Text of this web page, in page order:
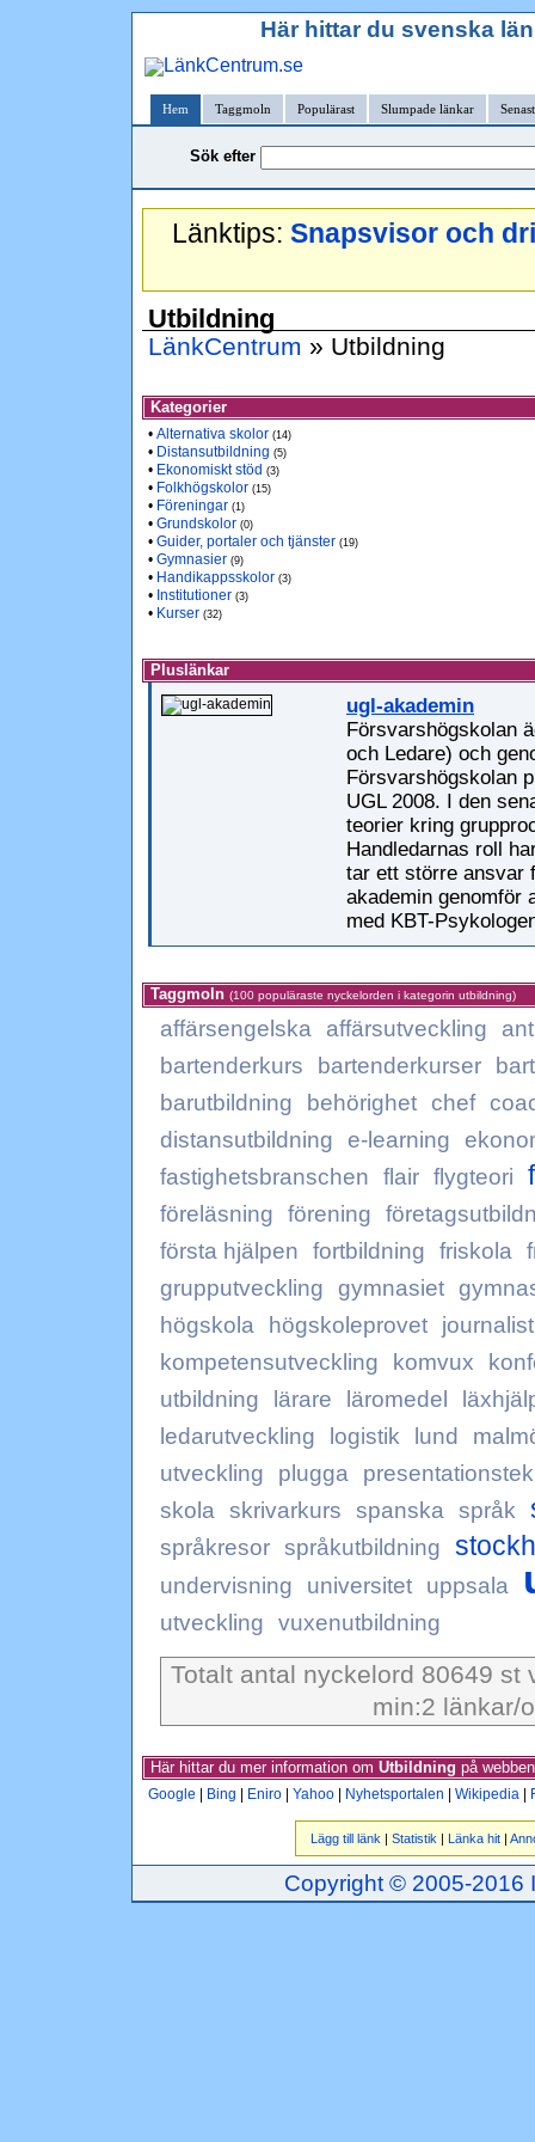
Här hittar du svenska
Hem Taggmoln Populärast Slumpade länkar
Sök efter
Länktips: Snapsvisor och
Utbildning
LänkCentrum » Utbildning
Kategorier
• Alternativa skolor (14)
• Distansutbildning (5)
• Ekonomiskt stöd (3)
• Folkhögskolor (15)
• Föreningar (1)
• Grundskolor (0)
• Guider, portaler och tjänster (19)
• Gymnasier (9)
• Handikappsskolor (3)
• Institutioner (3)
• Kurser (32)
Pluslänkar
ugl-akademin
Försvarshögskolan
och Ledare) och
Försvarshögskolan
UGL 2008. I den
teorier kring
Handledarnas roll
tar ett större ansvar
akademin genomför
med KBT-
Taggmoln (100 populäraste nyckelorden i kategorin utbildning)
affärsengelska affärsutveckling
bartenderkurs
bartenderkurser
barutbildning
behörighet chef
distansutbildning
e-learning
fastighetsbranschen
flair flygteori
föreläsning förening
första hjälpen
fortbildning friskola
grupputveckling
gymnasiet
högskola
högskoleprovet
kompetensutveckling
komvux
utbildning
lärare läromedel
ledarutveckling
logistik lund
utveckling
plugga
skola
skrivarkurs spanska språk
språkresor språkutbildning
undervisning universitet uppsala
utveckling vuxenutbildning
Totalt antal nyckelord 80649 st
min:2 länkar/
Här hittar du mer information om Utbildning på
Google Bing Eniro Yahoo Nyhetsportalen Wikipedia
Lägg till länk | Statistik | Länka hit|
Copyright © 2005-2016